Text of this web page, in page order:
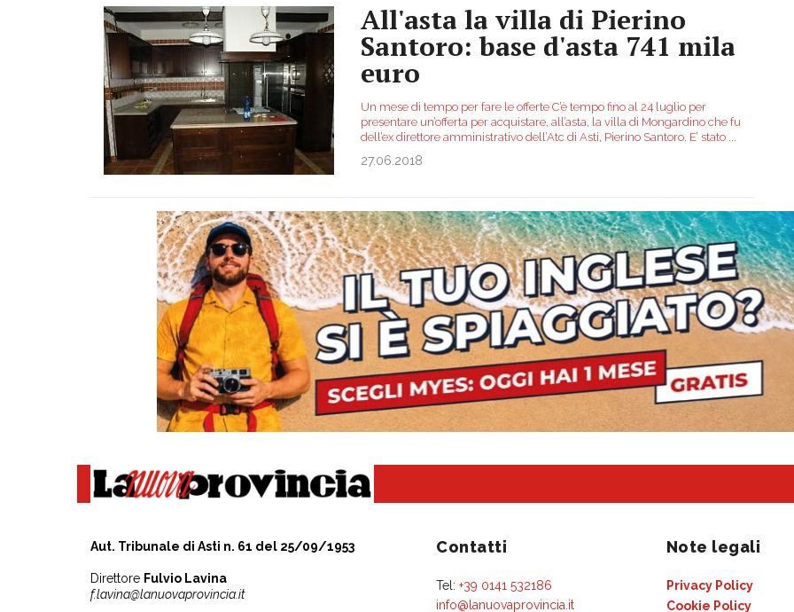
All'asta la villa di Pierino
Santoro: base d'asta 741 mila
euro
Un mese di tempo per fare le offerte C’è tempo fino al 24 luglio per
presentare un’offerta per acquistare, all’asta, la villa di Mongardino che fu
dell’ex direttore amministrativo dell’Atc di Asti, Pierino Santoro. E’ stato
27.06.2018
Aut. Tribunale di Asti n. 61 del 25/09/1953
Direttore Fulvio Lavina
f.lavina@lanuovaprovincia.it
Contatti
Tel: +39 0141 532186
info@lanuovaprovincia.it
Note legali
Privacy Policy
Cookie Policy